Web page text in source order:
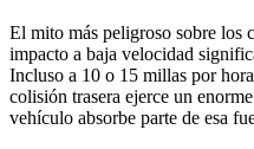
El mito más peligroso sobre los
impacto a baja velocidad
Incluso a 10 o 15 millas por
colisión trasera ejerce un
vehículo absorbe parte de esa